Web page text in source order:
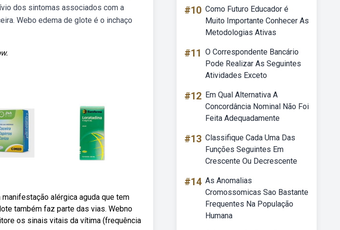
dos sintomas associados com a
Webo edema de glote é o inchaço
alérgica aguda que tem
também faz parte das vias. Webno
os sinais vitais da vítima (frequência
#10 Como Futuro Educador é
Muito Importante Conhecer As
Metodologias Ativas
#11 O Correspondente Bancário
Pode Realizar As Seguintes
Atividades Exceto
#12 Em Qual Alternativa A
Concordância Nominal Não Foi
Feita Adequadamente
#13 Classifique Cada Uma Das
Funções Seguintes Em
Crescente Ou Decrescente
#14 As Anomalias
Cromossomicas Sao Bastante
Frequentes Na População
Humana